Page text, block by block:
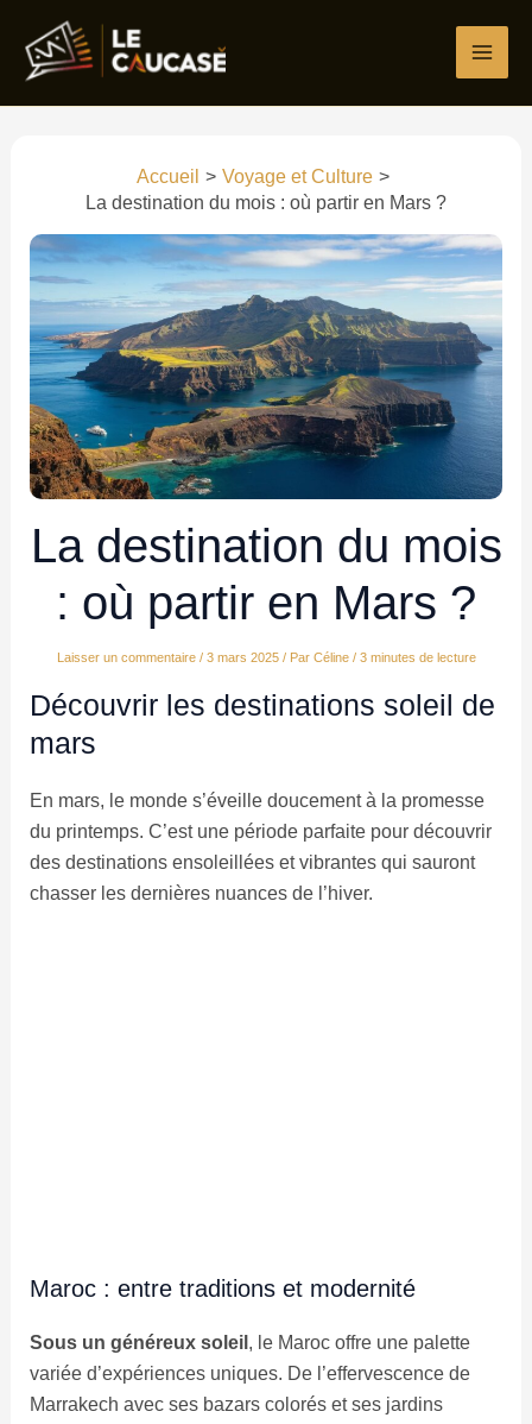
contenu
Accueil
Voyage et Culture
La destination du mois : où partir en Mars ?
La destination du mois
: où partir en Mars ?
Laisser un commentaire / 3 mars 2025 / Par Céline / 3 minutes de lecture
Découvrir les destinations soleil de
mars
En mars, le monde s’éveille doucement à la promesse
du printemps. C’est une période parfaite pour découvrir
des destinations ensoleillées et vibrantes qui sauront
chasser les dernières nuances de l’hiver.
Maroc : entre traditions et modernité
Sous un généreux soleil , le Maroc offre une palette
variée d’expériences uniques. De l’effervescence de
Marrakech avec ses bazars colorés et ses jardins
ici…
mail*